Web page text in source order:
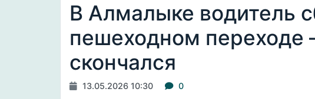
В Алмалыке водитель
пешеходном переходе
скончался
13.05.2026 10:30 0